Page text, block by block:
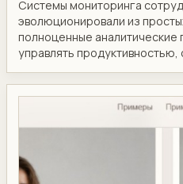
Системы мониторинга
эволюционировали из
полноценные
управлять продуктивностью,